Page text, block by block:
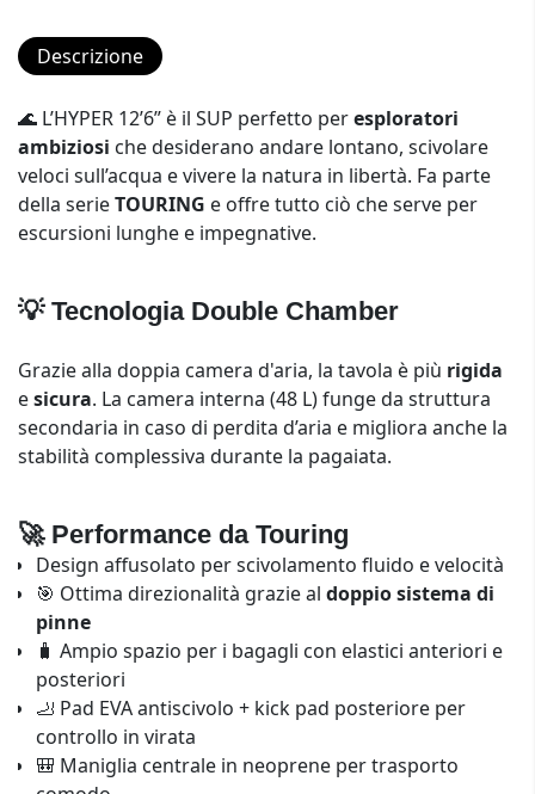
Descrizione
🌊 L’HYPER 12’6” è il SUP perfetto peresploratori
ambiziosi che desiderano andare lontano, scivolare
veloci sull’acqua e vivere la natura in libertà. Fa parte
della serieTOURING e offre tutto ciò che serve per
escursioni lunghe e impegnative.
💡 Tecnologia Double Chamber
Grazie alla doppia camera d'aria, la tavola è più rigida
esicura. La camera interna (48 L) funge da struttura
secondaria in caso di perdita d’aria e migliora anche la
stabilità complessiva durante la pagaiata.
🚀 Performance da Touring
Design affusolato per scivolamento fluido e velocità
🎯 Ottima direzionalità grazie al doppio sistema di
pinne
🧳 Ampio spazio per i bagagli con elastici anteriori e
posteriori
🦶 Pad EVA antiscivolo + kick pad posteriore per
controllo in virata
🎒 Maniglia centrale in neoprene per trasporto